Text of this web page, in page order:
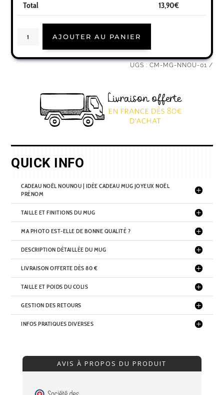
Total 13,90€
nounou
AJOUTER AU PANIER
UGS : CM-MG-NNOU-01
QUICK INFO
CADEAU NOËL NOUNOU | IDÉE CADEAU MUG JOYEUX NOËL
PRÉNOM
TAILLE ET FINITIONS DU MUG
MA PHOTO EST-ELLE DE BONNE QUALITÉ ?
DESCRIPTION DÉTAILLÉE DU MUG
LIVRAISON OFFERTE DÈS 80 €
TAILLE ET POIDS DU COLIS
GESTION DES RETOURS
INFOS PRATIQUES DIVERSES
AVIS À PROPOS DU PRODUIT